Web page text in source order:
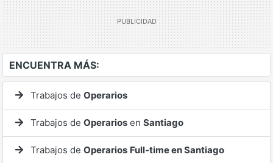
ENCUENTRA MÁS:
Trabajos de Operarios
Trabajos de Operarios en Santiago
Trabajos de Operarios Full-time en Santiago